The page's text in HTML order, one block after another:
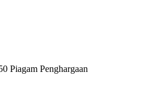
Piagam Penghargaan